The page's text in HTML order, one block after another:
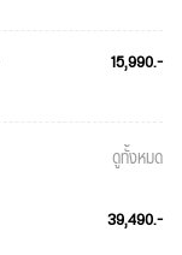
15,990.-
ดูทั้งหมด
39,490.-